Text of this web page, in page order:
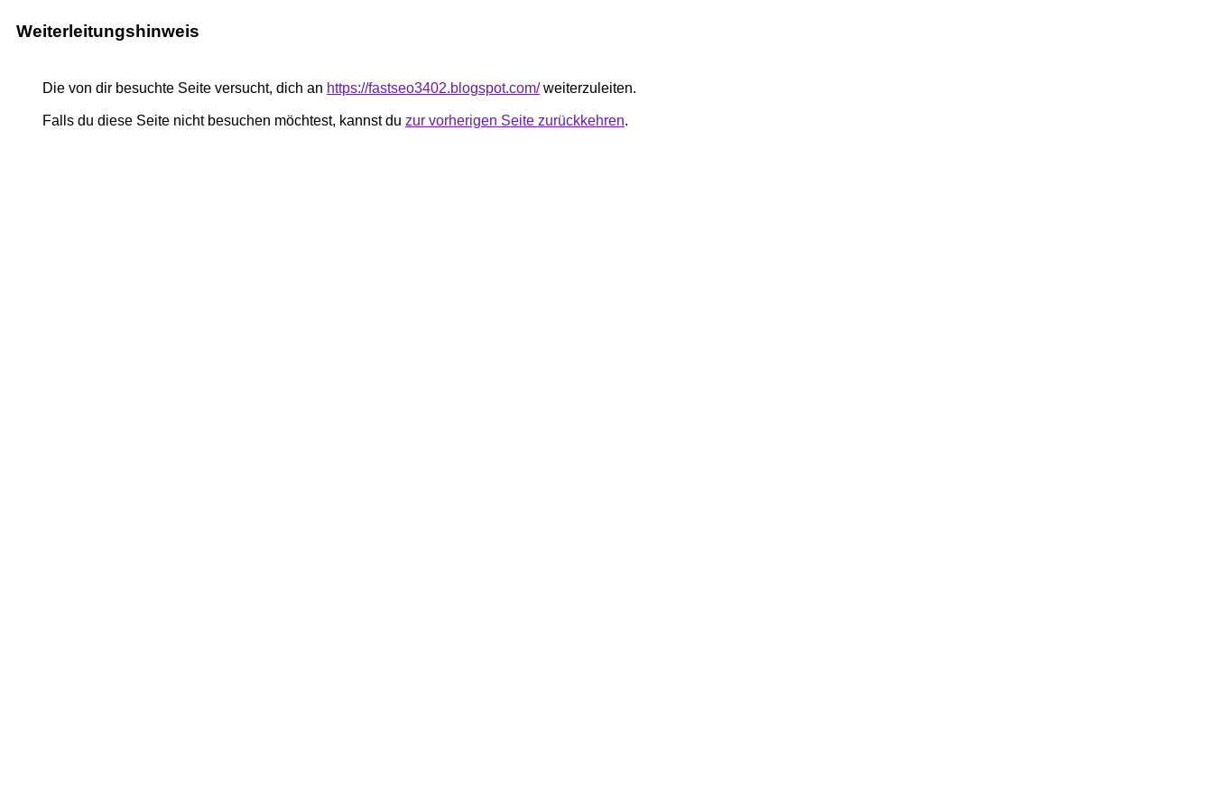
Weiterleitungshinweis
Die von dir besuchte Seite versucht, dich an https://fastseo3402.blogspot.com/weiterzuleiten.
Falls du diese Seite nicht besuchen möchtest, kannst du zur vorherigen Seite zurückkehren.